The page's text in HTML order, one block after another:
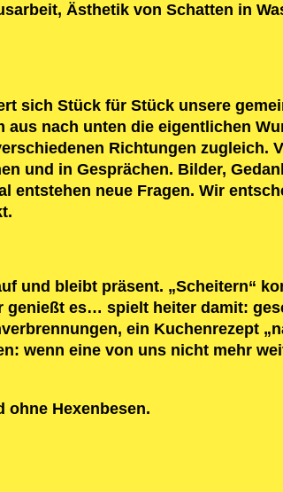
Ästhetik von Schatten in
sich Stück für Stück unsere
nach unten die eigentlichen
Richtungen zugleich.
und in Gesprächen. Bilder,
entstehen neue Fragen. Wir
und bleibt präsent. „Scheitern“
genießt es… spielt heiter damit:
ein Kuchenrezept
wenn eine von uns nicht mehr
ohne Hexenbesen.